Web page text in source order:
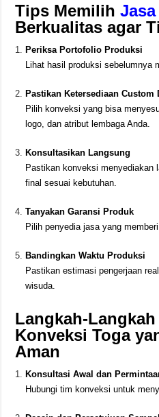
Tips Memilih
Berkualitas agar
Periksa Portofolio Produksi
Lihat hasil produksi sebelumnya
Pastikan Ketersediaan Custom
Pilih konveksi yang bisa
logo, dan atribut lembaga Anda.
Konsultasikan Langsung
Pastikan konveksi menyediakan
final sesuai kebutuhan.
Tanyakan Garansi Produk
Pilih penyedia jasa yang
Bandingkan Waktu Produksi
Pastikan estimasi pengerjaan
wisuda.
Langkah-
Konveksi Toga
Aman
Konsultasi Awal dan
Hubungi tim konveksi untuk